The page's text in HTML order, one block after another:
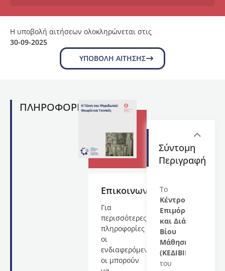
Η υποβολή αιτήσεων ολοκληρώνεται στις
30-09-2025
ΥΠΟΒΟΛΉ ΑΊΤΗΣΗΣ
ΠΛΗΡΟΦΟΡΙΕΣ
Επικοινωνία
Για
περισσότερες
πληροφορίες
οι
ενδιαφερόμενες/
οι μπορούν
Σύντομη
Περιγραφή
Το
Κέντρο
Επιμόρφωσης
και Διά
Βίου
Μάθησης
(ΚΕΔΙΒΙΜ)
του